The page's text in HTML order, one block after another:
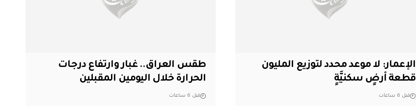
الإعمار: لا موعد محدد لتوزيع المليون
قطعة أرضٍ سكنيَّةٍ
قبل 6 ساعات
طقس العراق.. غبار وارتفاع درجات
الحرارة خلال اليومين المقبلين
قبل 6 ساعات